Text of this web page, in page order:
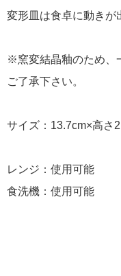
変形皿は食卓に動きが
※窯変結晶釉のため、
ご了承下さい。
サイズ：13.7cm×高さ
レンジ：使用可能
食洗機：使用可能